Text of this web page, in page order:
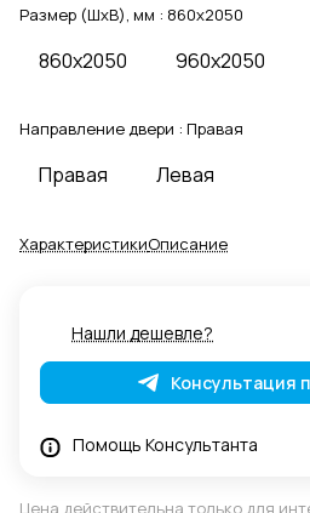
Размер (ШхВ), мм : 860x2050
860x2050 960x2050
Направление двери : Правая
Правая Левая
ХарактеристикиОписание
Нашли дешевле?
Консультация
Помощь Консультанта